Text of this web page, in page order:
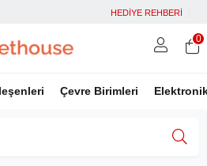
HEDİYE REHBERİ
Çevre Birimleri
0